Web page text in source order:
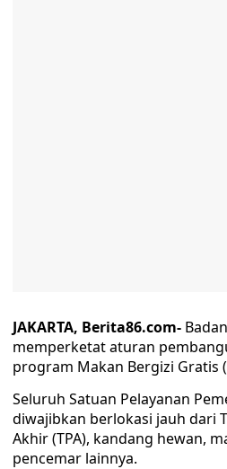
JAKARTA, Berita86.com-
memperketat aturan
program Makan Bergizi Gratis
Seluruh Satuan Pelayanan
diwajibkan berlokasi jauh dari
Akhir (TPA), kandang hewan,
pencemar lainnya.